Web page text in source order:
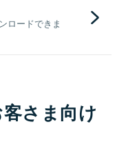
ロードできま
さま向け